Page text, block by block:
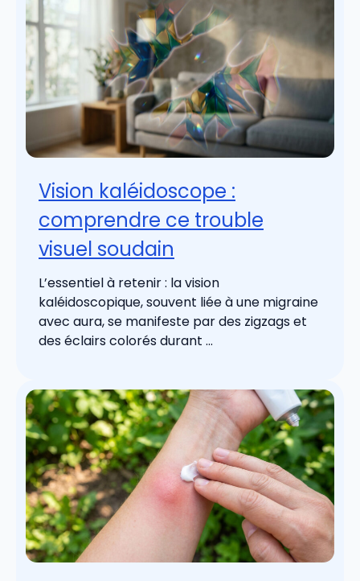
Vision kaléidoscope :
comprendre ce trouble
visuel soudain
L’essentiel à retenir : la vision
kaléidoscopique, souvent liée à une migraine
avec aura, se manifeste par des zigzags et
des éclairs colorés durant ...